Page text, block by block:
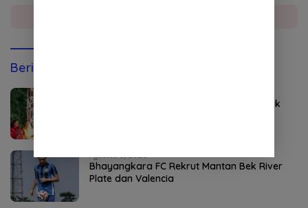
Berita Olahraga
Kapolri Jadi Anggota Kehormatan Tapak
Agustus 8, 2026
Bhayangkara FC Rekrut Mantan Bek River
Plate dan Valencia